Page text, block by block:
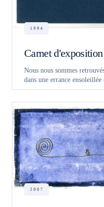
1994
Carnet
Nous nous sommes
dans une errance
2007